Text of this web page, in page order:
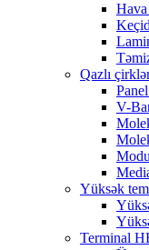
Qazlı
V-
Yüksək
Terminal